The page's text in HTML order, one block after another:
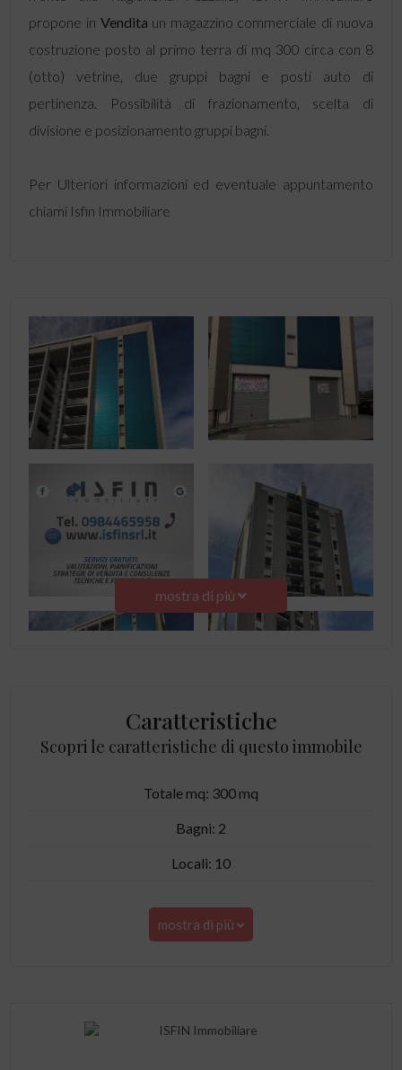
propone in Vendita un magazzino commerciale di nuova
costruzione posto al primo terra di mq 300 circa con 8
(otto) vetrine, due gruppi bagni e posti auto di
pertinenza. Possibilità di frazionamento, scelta di
divisione e posizionamento gruppi bagni.
Per Ulteriori informazioni ed eventuale appuntamento
chiami Isfin Immobiliare
mostra di più
Caratteristiche
Scopri le caratteristiche di questo immobile
Totale mq: 300 mq
Bagni: 2
Locali: 10
mostra di più